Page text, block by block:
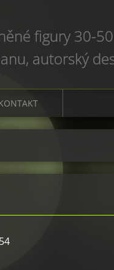
figury 30-
autorský